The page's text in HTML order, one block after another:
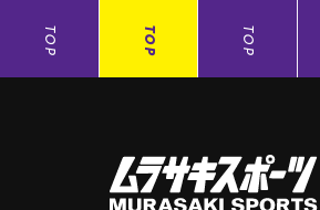
TOP TOP TOP